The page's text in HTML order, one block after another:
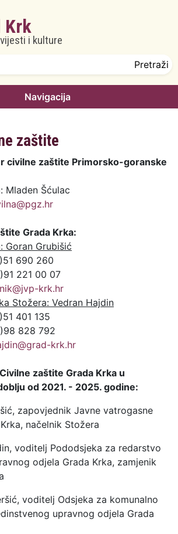
Krk
i kulture
Navigacija
zaštite
civilne zaštite Primorsko-goranske
Mladen Šćulac
Grada Krka:
Goran Grubišić
690 260
221 00 07
krk.hr
Stožera: Vedran Hajdin
401 135
828 792
krk.hr
zaštite Grada Krka u
od 2021. - 2025. godine:
zapovjednik Javne vatrogasne
načelnik Stožera
voditelj Pododsjeka za redarstvo
odjela Grada Krka, zamjenik
voditelj Odsjeka za komunalno
upravnog odjela Grada